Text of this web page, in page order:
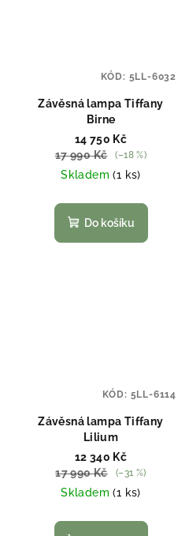
Závěsná lampa Tiffany
Birne
14 750 Kč
17 990 Kč
(–18 %)
Skladem(1 ks)
Do košíku
KÓD: 5LL-6032
Závěsná lampa Tiffany
Lilium
12 340 Kč
17 990 Kč
(–31 %)
Skladem(1 ks)
KÓD: 5LL-6114